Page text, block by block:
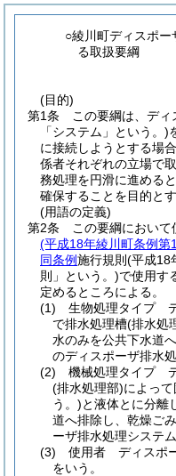
○綾川町ディスポ
る取扱要綱
(目的)
第1条
この要綱は、デ
「システム」という。)
に接続しようとする場
係者それぞれの立場で
務処理を円滑に進める
確保することを目的とす
(用語の定義)
第2条
この要綱において
(平成18年綾川町条例第
同条例施行規則 (平成18
則」という。)で使用す
定めるところによる。
(1)
生物処理タイプ
で排水処理槽(排水処
水のみを公共下水道
のディスポーザ排水
(2)
機械処理タイプ
(排水処理部)によっ
う。)と液体とに分離
道へ排除し、乾燥ご
ーザ排水処理システム
(3)
使用者 ディスポ
をいう。